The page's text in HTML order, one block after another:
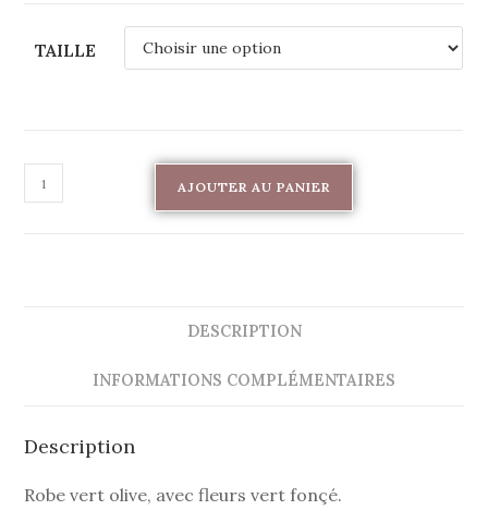
TAILLE
AJOUTER AU PANIER
DESCRIPTION
INFORMATIONS COMPLÉMENTAIRES
Description
Robe vert olive, avec fleurs vert fonçé.